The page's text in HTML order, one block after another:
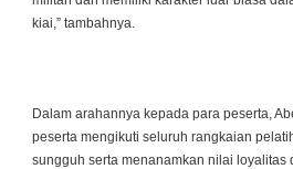
kiai,” tambahnya.
Dalam arahannya kepada para peserta,
peserta mengikuti seluruh rangkaian
sungguh serta menanamkan nilai loyalitas